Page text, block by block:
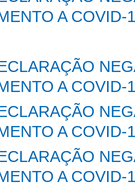
A COVID-
A COVID-
A COVID-
A COVID-